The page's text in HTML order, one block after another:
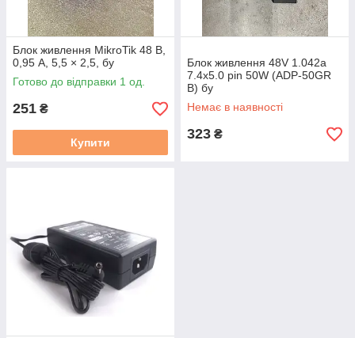
Блок живлення MikroTik 48 В,
0,95 А, 5,5 × 2,5, бу
Готово до відправки 1 од.
251 ₴
Купити
Блок живлення 48V 1.042a
7.4x5.0 pin 50W (ADP-50GR
B) бу
Немає в наявності
323 ₴